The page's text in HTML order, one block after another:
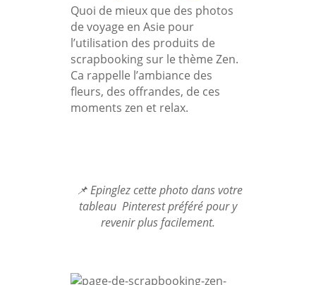
Quoi de mieux que des photos
de voyage en Asie pour
l’utilisation des produits de
scrapbooking sur le thème Zen.
Ca rappelle l’ambiance des
fleurs, des offrandes, de ces
moments zen et relax.
📌 Epinglez cette photo dans votre
tableau Pinterest préféré pour y
revenir plus facilement.